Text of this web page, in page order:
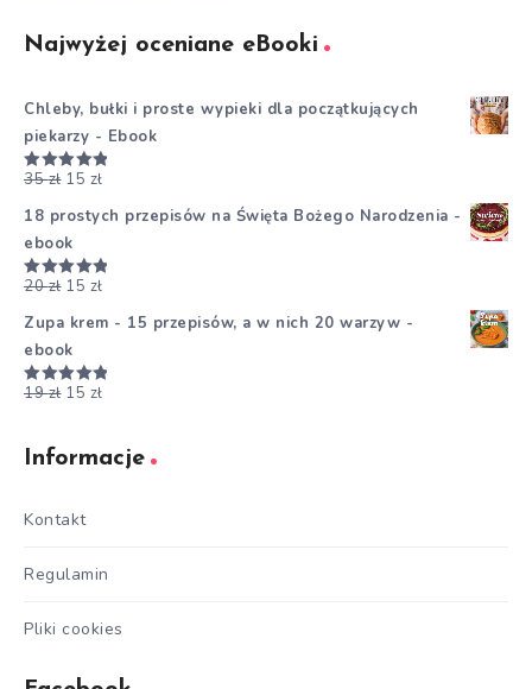
Najwyżej oceniane eBooki
Chleby, bułki i proste wypieki dla początkujących
piekarzy - Ebook
Oceniono
35zł 15 zł
18 prostych przepisów na Święta Bożego Narodzenia -
ebook
Oceniono
20zł 15 zł
Zupa krem - 15 przepisów, a w nich 20 warzyw -
ebook
Oceniono
19zł 15 zł
Informacje
Kontakt
Regulamin
Pliki cookies